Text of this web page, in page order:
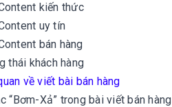
kiến thức
uy tín
bán hàng
thái khách hàng
về viết bài bán hàng
“Bơm-Xả” trong bài viết bán hàng